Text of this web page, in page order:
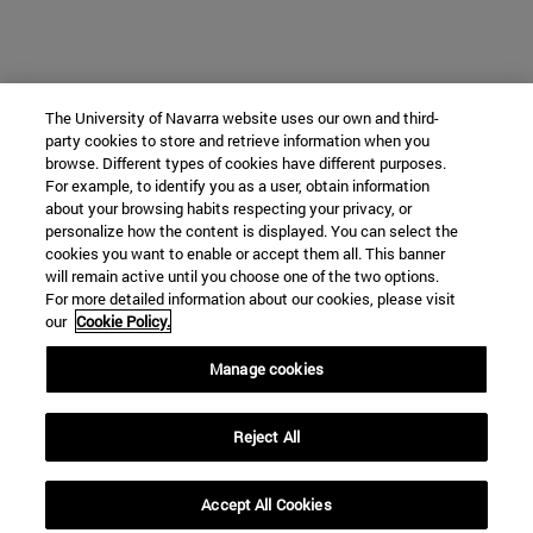
The University of Navarra website uses our own and third-
party cookies to store and retrieve information when you
browse. Different types of cookies have different purposes.
For example, to identify you as a user, obtain information
about your browsing habits respecting your privacy, or
personalize how the content is displayed. You can select the
cookies you want to enable or accept them all. This banner
will remain active until you choose one of the two options.
For more detailed information about our cookies, please visit
our Cookie Policy.
Manage cookies
Reject All
Accept All Cookies